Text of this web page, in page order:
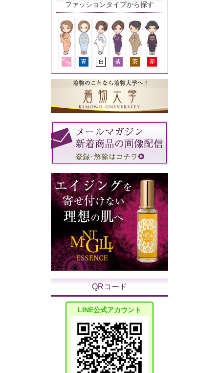
ファッションタイプから探す
QRコード
LINE公式アカウント